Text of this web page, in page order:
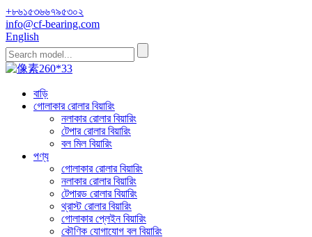
+৮৬১৫৩৬৬৭৯৫৩০২
info@cf-bearing.com
English
বাড়ি
গোলাকার রোলার বিয়ারিং
নলাকার রোলার বিয়ারিং
টেপার রোলার বিয়ারিং
বল মিল বিয়ারিং
পণ্য
গোলাকার রোলার বিয়ারিং
নলাকার রোলার বিয়ারিং
টেপারড রোলার বিয়ারিং
থ্রাস্ট রোলার বিয়ারিং
গোলাকার প্লেইন বিয়ারিং
কৌণিক যোগাযোগ বল বিয়ারিং